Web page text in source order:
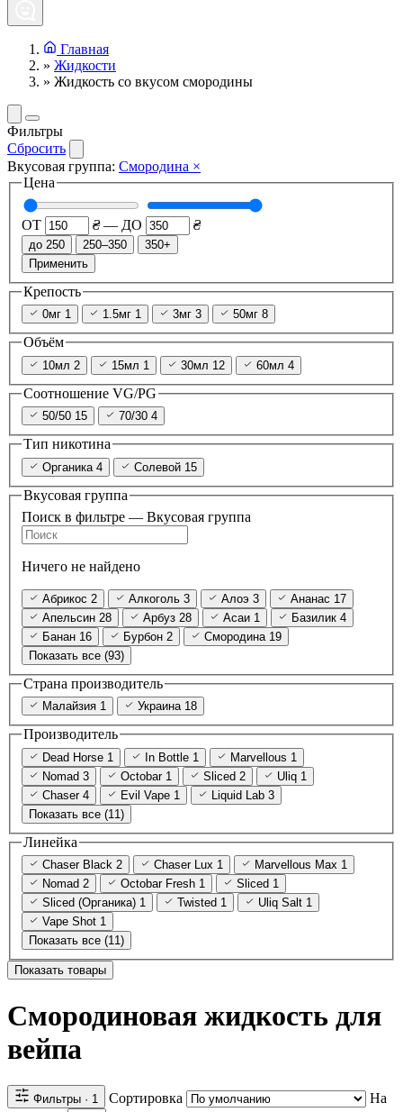
Главная
» Жидкости
» Жидкость со вкусом смородины
Фильтры
Сбросить
Вкусовая группа: Смородина ×
Цена
ОТ ₴ — ДО ₴
до 250 250–350
350+
Применить
Крепость
0мг 1 1.5мг 1 3мг 3 50мг 8
Объём
10мл 2 15мл 1 30мл 12 60мл 4
Соотношение VG/PG
50/50 15 70/30 4
Тип никотина
Органика 4 Солевой 15
Вкусовая группа
Поиск в фильтре — Вкусовая группа
Ничего не найдено
Абрикос 2 Алкоголь 3 Алоэ 3 Ананас 17
Апельсин 28 Арбуз 28 Асаи 1 Базилик 4
Банан 16 Бурбон 2 Смородина 19
Показать все (93)
Страна производитель
Малайзия 1 Украина 18
Производитель
Dead Horse 1 In Bottle 1 Marvellous 1
Nomad 3 Octobar 1 Sliced 2 Uliq 1
Chaser 4 Evil Vape 1 Liquid Lab 3
Показать все (11)
Линейка
Chaser Black 2 Chaser Lux 1 Marvellous Max 1
Nomad 2 Octobar Fresh 1 Sliced 1
Sliced (Органика) 1 Twisted 1 Uliq Salt 1
Vape Shot 1
Показать все (11)
Показать товары
Смородиновая жидкость для
вейпа
Фильтры · 1 Сортировка
На